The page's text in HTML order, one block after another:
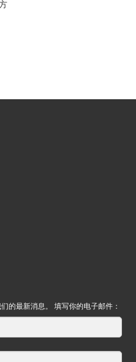
的最新消息。 填写你的电子邮件：